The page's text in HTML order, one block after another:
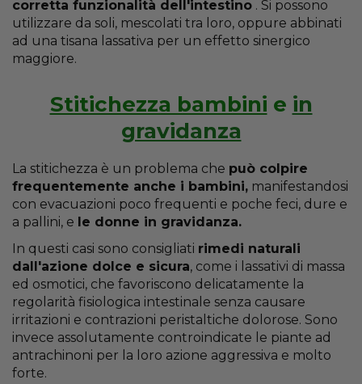
corretta funzionalità dell'intestino . Si possono
utilizzare da soli, mescolati tra loro, oppure abbinati
ad una tisana lassativa per un effetto sinergico
maggiore.
Stitichezza bambini e in
gravidanza
La stitichezza è un problema che può colpire
frequentemente anche i bambini, manifestandosi
con evacuazioni poco frequenti e poche feci, dure e
a pallini, e le donne in gravidanza.
In questi casi sono consigliati rimedi naturali
dall'azione dolce e sicura, come i lassativi di massa
ed osmotici, che favoriscono delicatamente la
regolarità fisiologica intestinale senza causare
irritazioni e contrazioni peristaltiche dolorose. Sono
invece assolutamente controindicate le piante ad
antrachinoni per la loro azione aggressiva e molto
forte.